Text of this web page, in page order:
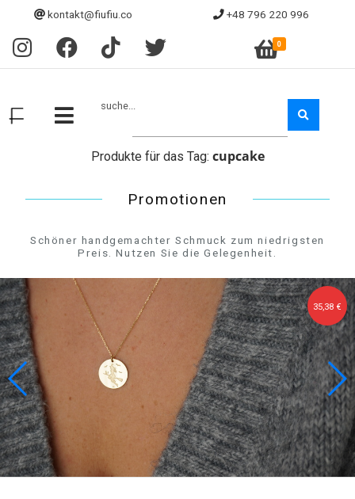
kontakt@fiufiu.co +48 796 220 996
0
suche...
Produkte für das Tag: cupcake
Promotionen
Schöner handgemachter Schmuck zum niedrigsten
Preis. Nutzen Sie die Gelegenheit.
35,38 €